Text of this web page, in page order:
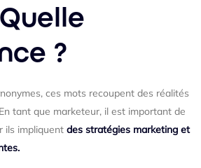
?
ces mots recoupent des réalités
tant que marketeur, il est important de
ils impliquent des stratégies marketing et